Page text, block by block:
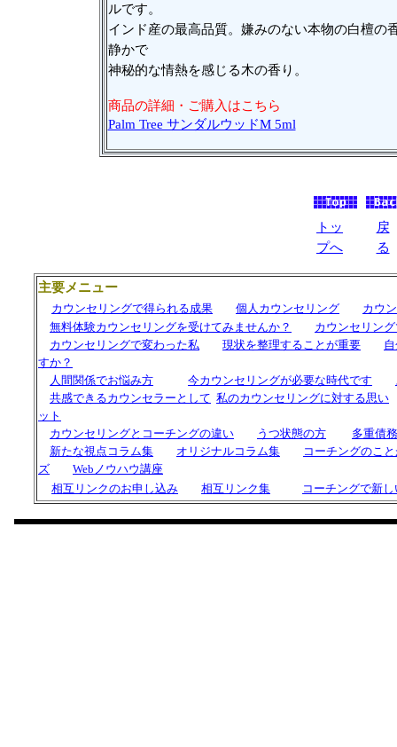
ルです。
インド産の最高品質。嫌みのない本物の白檀の
静かで
神秘的な情熱を感じる木の香り。
商品の詳細・ご購入はこちら
Palm Tree サンダルウッドM 5ml
トッ
プへ
戻
る
主要メニュー
カウンセリングで得られる成果 個人カウンセリング
カウ
無料体験カウンセリングを受けてみませんか？
カウンセリン
カウンセリングで変わった私
現状を整理することが重要
すか？
人間関係でお悩み方
今カウンセリングが必要な時代です
共感できるカウンセラーとして 私のカウンセリングに対する思い
ット
カウンセリングと コーチングの違い うつ状態の方
多重債
新たな視点コラム集
オリジナルコラム集
コーチングのこ
ズ
Webノウハウ講座
相互リンクのお申し込み
相互リンク集 コーチングで新